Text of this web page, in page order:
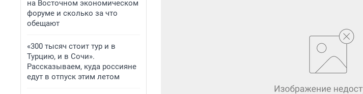
на Восточном экономическом
форуме и сколько за что
обещают
«300 тысяч стоит тур и в
Турцию, и в Сочи».
Рассказываем, куда россияне
едут в отпуск этим летом